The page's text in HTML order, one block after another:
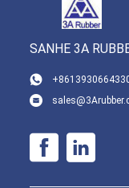
SANHE 3A